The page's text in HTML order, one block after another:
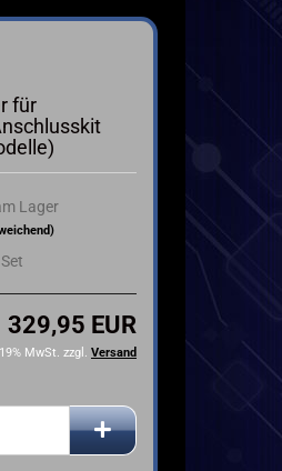
GPS LAPTIMER für MOTORRAD &
für
Lager
329,95 EUR
MwSt. zzgl. Versand